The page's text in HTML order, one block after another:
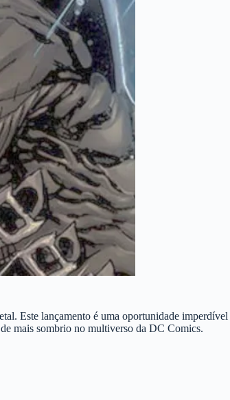
Este lançamento é uma oportunidade
mais sombrio no multiverso da DC Comics.